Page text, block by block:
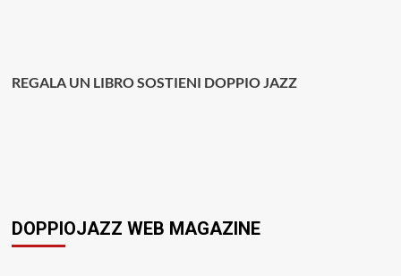
REGALA UN LIBRO SOSTIENI DOPPIO JAZZ
DOPPIOJAZZ WEB MAGAZINE